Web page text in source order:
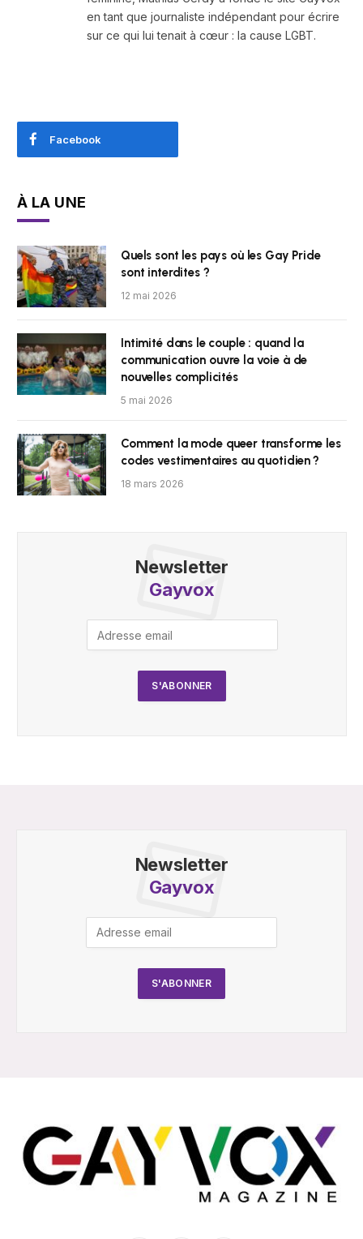
en tant que journaliste indépendant pour écrire
sur ce qui lui tenait à cœur : la cause LGBT.
Facebook
À LA UNE
Quels sont les pays où les Gay Pride
sont interdites ?
12 mai 2026
Intimité dans le couple : quand la
communication ouvre la voie à de
nouvelles complicités
5 mai 2026
Comment la mode queer transforme les
codes vestimentaires au quotidien ?
18 mars 2026
Newsletter
Gayvox
Newsletter
Gayvox